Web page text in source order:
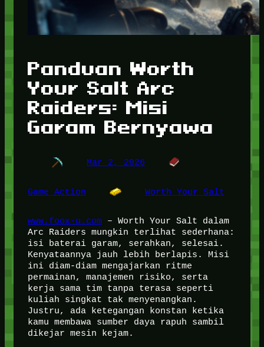
Panduan Worth
Your Salt Arc
Raiders: Misi
Garam Bernyawa
Mar 2, 2026
Game Action Worth Your Salt
www.foox-u.com– Worth Your Salt dalam
Arc Raiders mungkin terlihat sederhana:
isi baterai garam, serahkan, selesai.
Kenyataannya jauh lebih berlapis. Misi
ini diam-diam mengajarkan ritme
permainan, manajemen risiko, serta
kerja sama tim tanpa terasa seperti
kuliah singkat tak menyenangkan.
Justru, ada ketegangan konstan ketika
kamu membawa sumber daya rapuh sambil
dikejar mesin kejam.